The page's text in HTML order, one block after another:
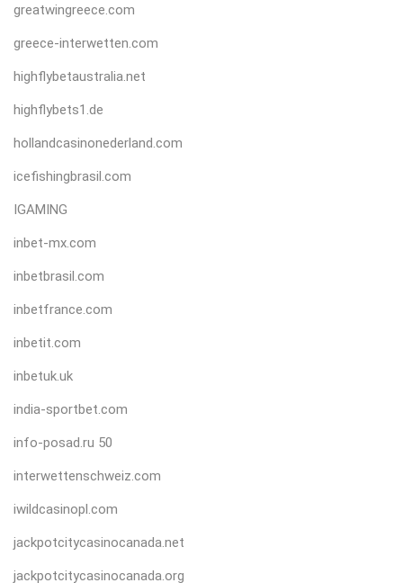
greatwingreece.com
greece-interwetten.com
highflybetaustralia.net
highflybets1.de
hollandcasinonederland.com
icefishingbrasil.com
IGAMING
inbet-mx.com
inbetbrasil.com
inbetfrance.com
inbetit.com
inbetuk.uk
india-sportbet.com
info-posad.ru 50
interwettenschweiz.com
iwildcasinopl.com
jackpotcitycasinocanada.net
jackpotcitycasinocanada.org